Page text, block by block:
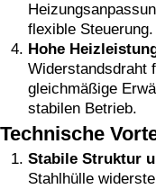
flexible Steuerung.
Hohe
Widerstandsdraht
gleichmäßige
stabilen Betrieb.
Technische
Stabile Struktur
Stahlhülle